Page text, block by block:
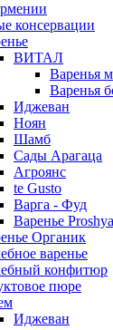
консервации
ВИТАЛ
Варенья
Варенья
Иджеван
Ноян
Шамб
Сады Арагаца
Агроянс
te Gusto
Варга - Фуд
Варенье
Органик
варенье
конфитюр
пюре
Иджеван